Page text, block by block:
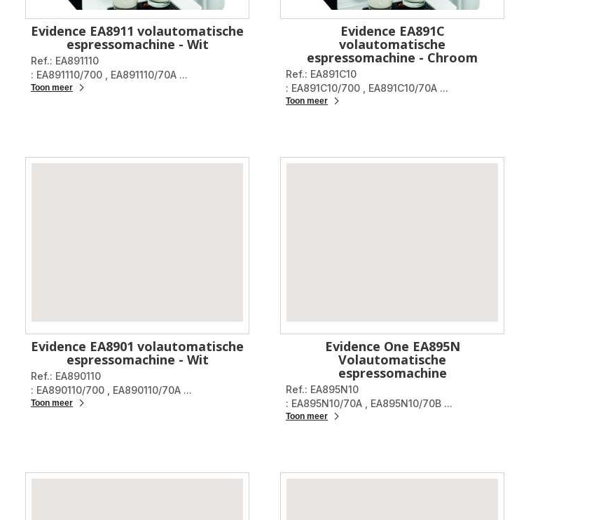
Evidence EA8911 volautomatische
espressomachine - Wit
Ref.: EA891110
: EA891110/700
EA891110/70A ...
Toon meer
Evidence EA891C
volautomatische
espressomachine - Chroom
Ref.: EA891C10
: EA891C10/700
EA891C10/70A ...
Toon meer
Evidence EA8901 volautomatische
espressomachine - Wit
Ref.: EA890110
: EA890110/700
EA890110/70A ...
Toon meer
Evidence One EA895N
Volautomatische
espressomachine
Ref.: EA895N10
: EA895N10/70A
EA895N10/70B ...
Toon meer